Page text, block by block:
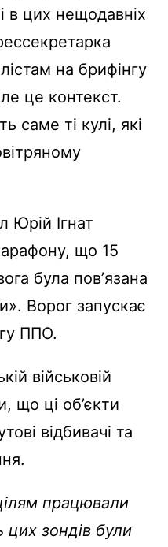
в цих нещодавніх
на брифінгу
це контекст.
саме ті кулі, які
Юрій Ігнат
що 15
була повʼязана
Ворог запускає
ППО.
військовій
що ці об’єкти
відбивачі та
працювали
цих зондів були